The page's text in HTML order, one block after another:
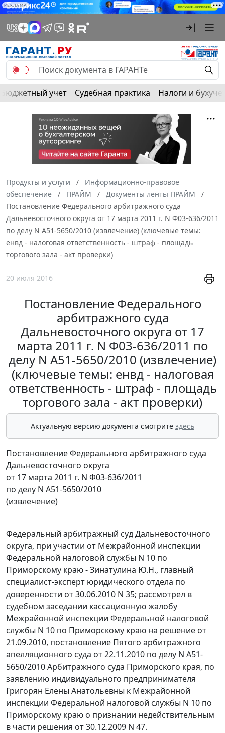
РЕКЛАМА
Бюджетный учет Судебная практика Налоги и
Продукты и услуги
Информационно-правовое
обеспечение
ПРАЙМ
Документы ленты ПРАЙМ
Постановление Федерального арбитражного суда
Дальневосточного округа от 17 марта 2011 г. N Ф03-636/2011
по делу N А51-5650/2010 (извлечение) (ключевые темы:
енвд - налоговая ответственность - штраф - площадь
торгового зала - акт проверки)
20 июля 2016
Постановление Федерального
арбитражного суда
Дальневосточного округа от 17
марта 2011 г. N Ф03-636/2011 по
делу N А51-5650/2010 (извлечение)
(ключевые темы: енвд - налоговая
ответственность - штраф - площадь
торгового зала - акт проверки)
Актуальную версию документа смотрите здесь
Постановление Федерального арбитражного суда
Дальневосточного округа
от 17 марта 2011 г. N Ф03-636/2011
по делу N А51-5650/2010
(извлечение)
Федеральный арбитражный суд Дальневосточного
округа, при участии от Межрайонной инспекции
Федеральной налоговой службы N 10 по
Приморскому краю - Зинатулина Ю.Н., главный
специалист-эксперт юридического отдела по
доверенности от 30.06.2010 N 35; рассмотрел в
судебном заседании кассационную жалобу
Межрайонной инспекции Федеральной налоговой
службы N 10 по Приморскому краю на решение от
21.09.2010, постановление Пятого арбитражного
апелляционного суда от 22.11.2010 по делу N А51-
5650/2010 Арбитражного суда Приморского края, по
заявлению индивидуального предпринимателя
Григорян Елены Анатольевны к Межрайонной
инспекции Федеральной налоговой службы N 10 по
Приморскому краю о признании недействительным
в части решения от 30.12.2009 N 47.